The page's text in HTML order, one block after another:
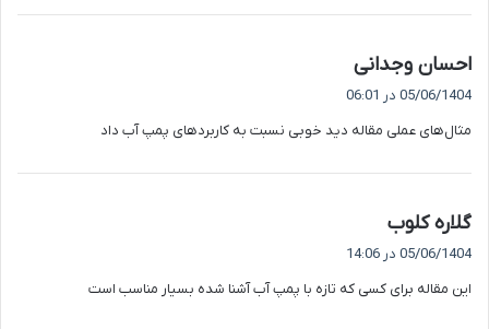
احسان وجدانی
ف
:
05/06/1404 در 06:01
مثال‌های عملی مقاله دید خوبی نسبت به کاربردهای پمپ آب داد
گلاره کلوب
:
05/06/1404 در 14:06
این مقاله برای کسی که تازه با پمپ آب آشنا شده بسیار مناسب است